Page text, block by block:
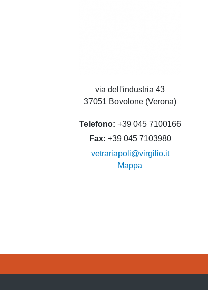
via dell'industria 43
37051 Bovolone (Verona)
Telefono +39 045 7100166
Fax +39 045 7103980
vetrariapoli@virgilio.it
Mappa